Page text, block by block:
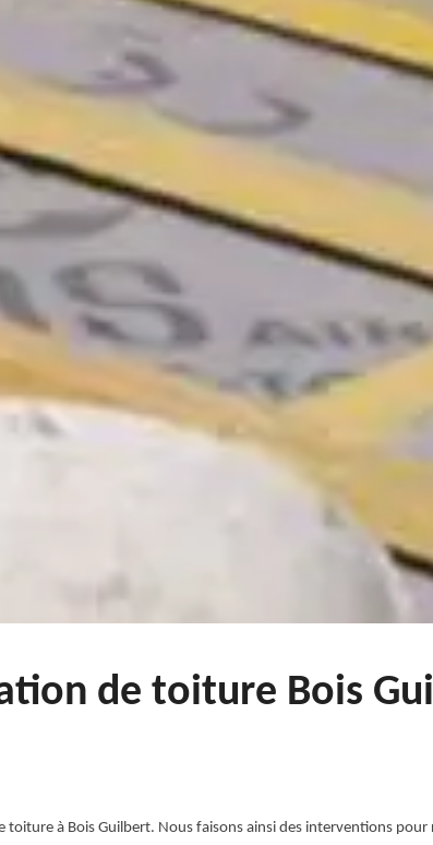
de toiture Bois
toiture à Bois Guilbert. Nous faisons ainsi des interventions